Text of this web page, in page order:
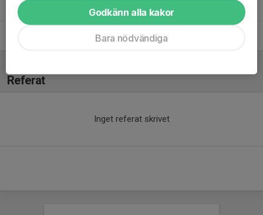
Tränare
Martin HovebornBarn- och ungdomsansvarig
Referat
Inget referat skrivet
Godkänn alla kakor
Bara nödvändiga